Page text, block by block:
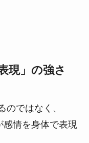
現」の強さ
のではなく、
感情を身体で表現